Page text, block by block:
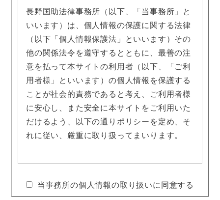
長野国助法律事務所（以下、「当事務所」と
いいます）は、個人情報の保護に関する法律
（以下「個人情報保護法」といいます）その
他の関係法令を遵守するとともに、最善の注
意を払って本サイトの利用者（以下、「ご利
用者様」といいます）の個人情報を保護する
ことが社会的責務であると考え、ご利用者様
に安心し、また安全に本サイトをご利用いた
だけるよう、以下の通りポリシーを定め、そ
れに従い、厳重に取り扱ってまいります。
当事務所では、ご利用者様の同意のもと、氏
当事務所の個人情報の取り扱いに同意する